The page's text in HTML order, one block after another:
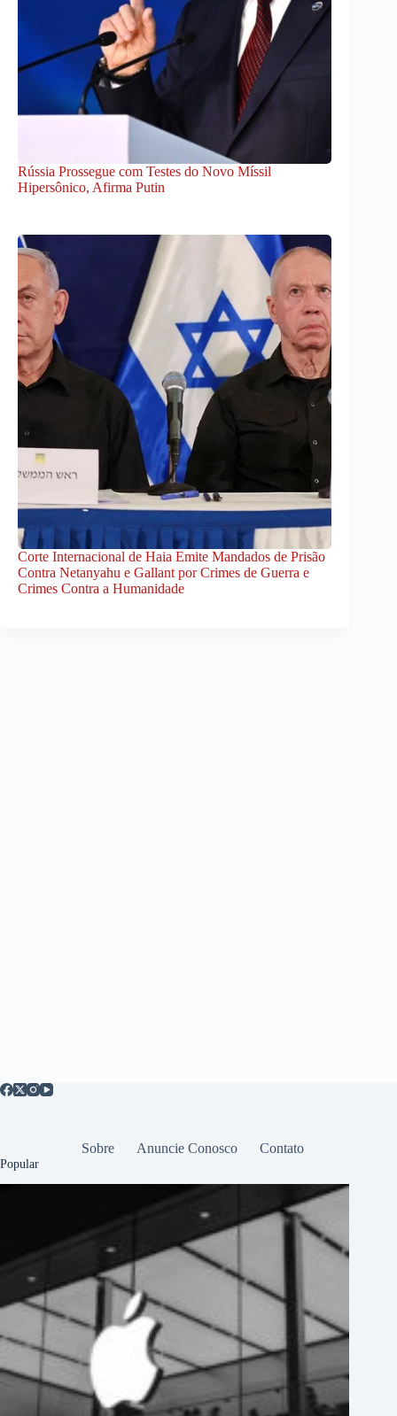
Rússia Prossegue com Testes do Novo Míssil
Hipersônico, Afirma Putin
Corte Internacional de Haia Emite Mandados de Prisão
Contra Netanyahu e Gallant por Crimes de Guerra e
Crimes Contra a Humanidade
Sobre Anuncie Conosco Contato
Popular